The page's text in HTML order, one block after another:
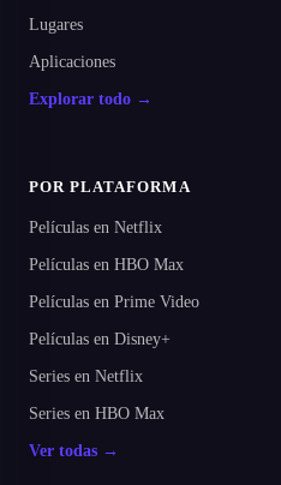
Lugares
Aplicaciones
Explorar todo →
POR PLATAFORMA
Películas en Netflix
Películas en HBO Max
Películas en Prime Video
Películas en Disney+
Series en Netflix
Series en HBO Max
Ver todas →